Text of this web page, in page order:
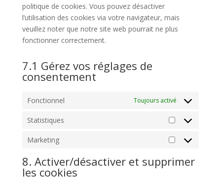
politique de cookies. Vous pouvez désactiver
l’utilisation des cookies via votre navigateur, mais
veuillez noter que notre site web pourrait ne plus
fonctionner correctement.
7.1 Gérez vos réglages de
consentement
Fonctionnel Toujours activé
Statistiques
Statistiques
Marketing
Marketing
8. Activer/désactiver et supprimer
les cookies